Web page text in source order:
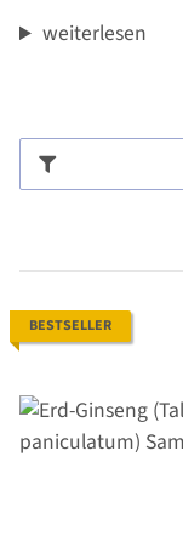
weiterlesen
BESTSELLER